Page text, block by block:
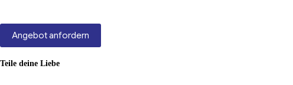
Angebot anfordern
Teile deine Liebe